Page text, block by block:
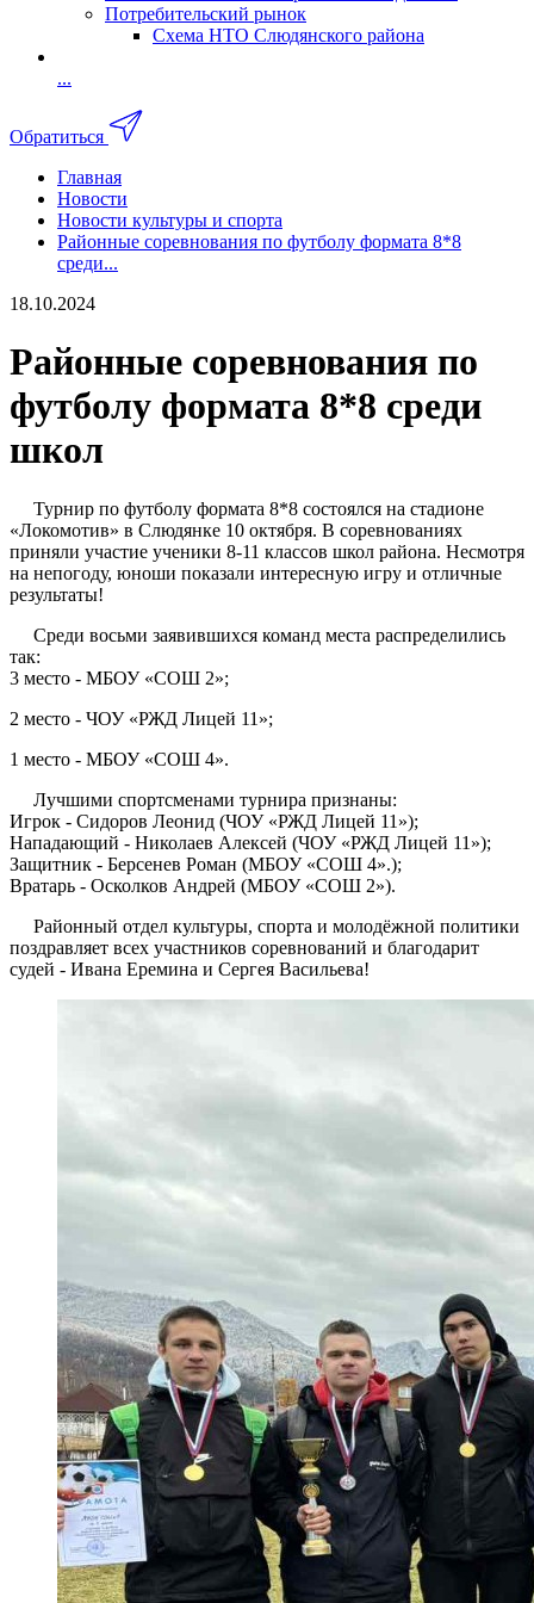
Потребительский рынок
Схема НТО Слюдянского района
...
Обратиться
Главная
Новости
Новости культуры и спорта
Районные соревнования по футболу формата 8*8
среди...
18.10.2024
Районные соревнования по
футболу формата 8*8 среди
школ
Турнир по футболу формата 8*8 состоялся на стадионе
«Локомотив» в Слюдянке 10 октября. В соревнованиях
приняли участие ученики 8-11 классов школ района. Несмотря
на непогоду, юноши показали интересную игру и отличные
результаты!
Среди восьми заявившихся команд места распределились
так:
3 место - МБОУ «СОШ 2»;
2 место - ЧОУ «РЖД Лицей 11»;
1 место - МБОУ «СОШ 4».
Лучшими спортсменами турнира признаны:
Игрок - Сидоров Леонид (ЧОУ «РЖД Лицей 11»);
Нападающий - Николаев Алексей (ЧОУ «РЖД Лицей 11»);
Защитник - Берсенев Роман (МБОУ «СОШ 4».);
Вратарь - Осколков Андрей (МБОУ «СОШ 2»).
Районный отдел культуры, спорта и молодёжной политики
поздравляет всех участников соревнований и благодарит
судей - Ивана Еремина и Сергея Васильева!